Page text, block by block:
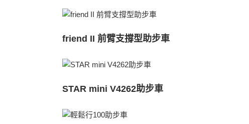
friend II 前臂支撐型助步車
STAR mini V4262助步車